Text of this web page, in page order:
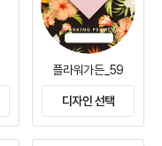
플라워가든_59
디자인 선택